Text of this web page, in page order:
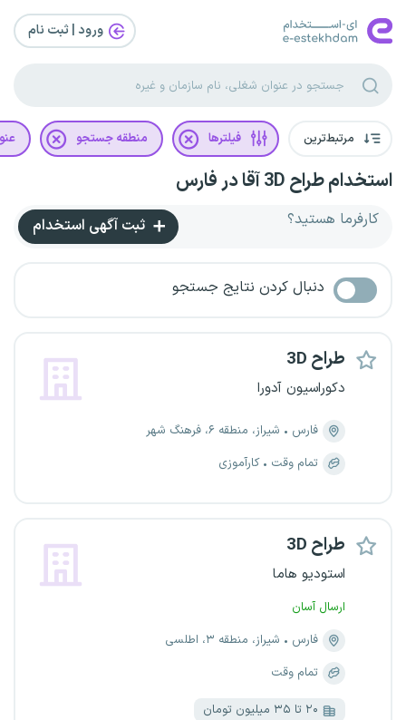
ورود | ثبت‌ نام
مرتبط‌ترین فیلترها منطقه جستجو
استخدام طراح 3D آقا در فارس
کارفرما هستید؟ ثبت آگهی استخدام
دنبال کردن نتایج جستجو
طراح 3D
دکوراسیون آدورا
فارس
شیراز، منطقه ۶، فرهنگ شهر
تمام وقت
کارآموزی
طراح 3D
استودیو هاما
ارسال آسان
فارس
شیراز، منطقه ۳، اطلسی
تمام وقت
۲۰ تا ۳۵ میلیون تومان